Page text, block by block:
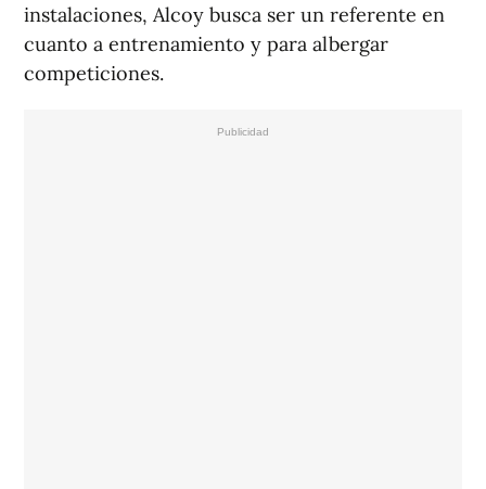
instalaciones, Alcoy busca ser un referente en
cuanto a entrenamiento y para albergar
competiciones.